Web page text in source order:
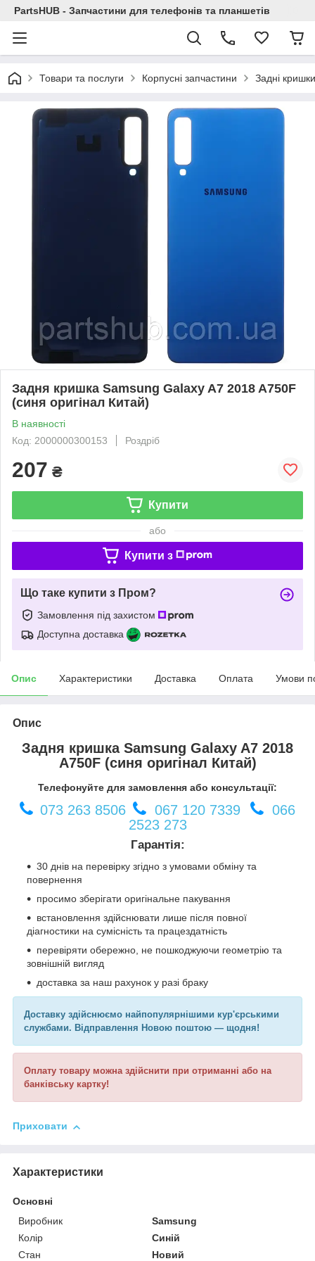
PartsHUB - Запчастини для телефонів та планшетів
Товари та послуги Корпусні запчастини Задні кришки
Задня кришка Samsung Galaxy A7 2018 A750F
(синя оригінал Китай)
В наявності
Код: 2000000300153
Роздріб
207 ₴
Купити
або
Купити з
Що таке купити з Пром?
Замовлення під захистом
Доступна доставка
Опис Характеристики Доставка Оплата Умови
Опис
Задня кришка Samsung Galaxy A7 2018
A750F (синя оригінал Китай)
Телефонуйте для замовлення або консультації:
073 263 8506 067 120 7339
066
2523 273
Гарантія:
30 днів на перевірку згідно з умовами обміну та
повернення
просимо зберігати оригінальне пакування
встановлення здійснювати лише після повної
діагностики на сумісність та працездатність
перевіряти обережно, не пошкоджуючи геометрію та
зовнішній вигляд
доставка за наш рахунок у разі браку
Доставку здійснюємо найпопулярнішими кур'єрськими
службами. Відправлення Новою поштою — щодня!
Оплату товару можна здійснити при отриманні або на
банківську картку!
Приховати
Характеристики
Основні
Виробник
Samsung
Колір
Синій
Стан
Новий